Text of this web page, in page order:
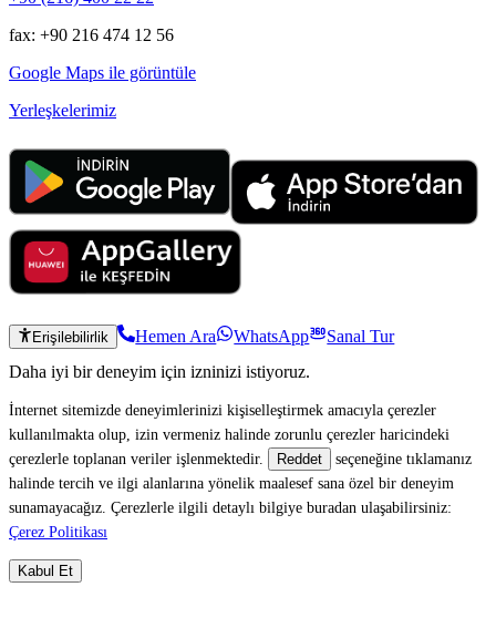
fax: +90 216 474 12 56
Google Maps ile görüntüle
Yerleşkelerimiz
Erişilebilirlik Hemen Ara WhatsApp
Sanal Tur
Daha iyi bir deneyim için izninizi istiyoruz.
İnternet sitemizde deneyimlerinizi kişiselleştirmek amacıyla çerezler
kullanılmakta olup, izin vermeniz halinde zorunlu çerezler haricindeki
çerezlerle toplanan veriler işlenmektedir.
Reddet
seçeneğine tıklamanız
halinde tercih ve ilgi alanlarına yönelik maalesef sana özel bir deneyim
sunamayacağız. Çerezlerle ilgili detaylı bilgiye buradan ulaşabilirsiniz:
Çerez Politikası
Kabul Et